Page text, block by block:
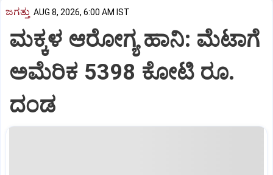
ಜಗತ್ತು AUG 8, 2026, 6:00 AM IST
ಮಕ್ಕಳ ಆರೋಗ್ಯ ಹಾನಿ: ಮೆಟಾಗೆ
ಅಮೆರಿಕ 5398 ಕೋಟಿ ರೂ.
ದಂಡ